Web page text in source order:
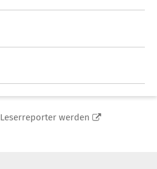
Leserreporter werden